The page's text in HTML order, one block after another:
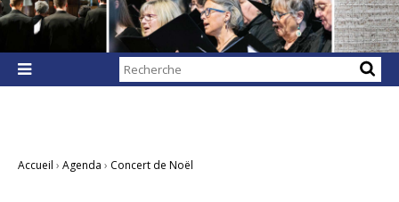

Chercher par
Recherche
Accueil › Agenda › Concert de Noël